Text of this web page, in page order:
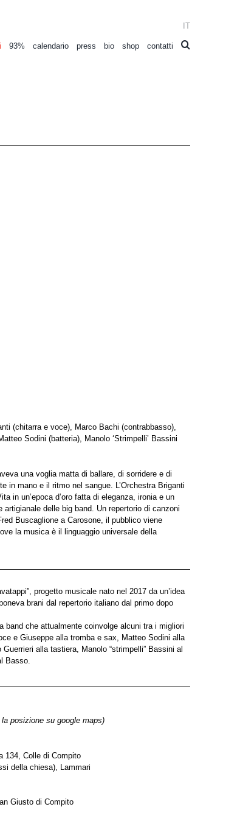
IT
93% calendario press bio shop contatti
(chitarra e voce), Marco Bachi (contrabbasso),
Sodini (batteria), Manolo ‘Strimpelli’ Bassini
una voglia matta di ballare, di sorridere e di
in mano e il ritmo nel sangue. L’Orchestra Briganti
in un’epoca d’oro fatta di eleganza, ironia e un
delle big band. Un repertorio di canzoni
Buscaglione a Carosone, il pubblico viene
la musica è il linguaggio universale della
progetto musicale nato nel 2017 da un’idea
brani dal repertorio italiano dal primo dopo
band che attualmente coinvolge alcuni tra i migliori
e Giuseppe alla tromba e sax, Matteo Sodini alla
alla tastiera, Manolo “strimpelli” Bassini al
Basso.
posizione su google maps)
134, Colle di Compito
della chiesa), Lammari
Giusto di Compito